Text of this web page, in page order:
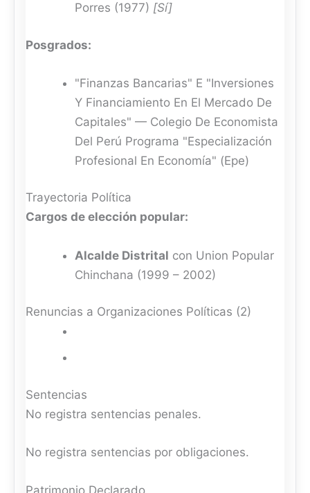
Porres (1977) [Sí]
Posgrados:
"Finanzas Bancarias" E "Inversiones
Y Financiamiento En El Mercado De
Capitales" — Colegio De Economista
Del Perú Programa "Especialización
Profesional En Economía" (Epe)
Trayectoria Política
Cargos de elección popular:
Alcalde Distrital con Union Popular
Chinchana (1999 – 2002)
Renuncias a Organizaciones Políticas (2)
Sentencias
No registra sentencias penales.
No registra sentencias por obligaciones.